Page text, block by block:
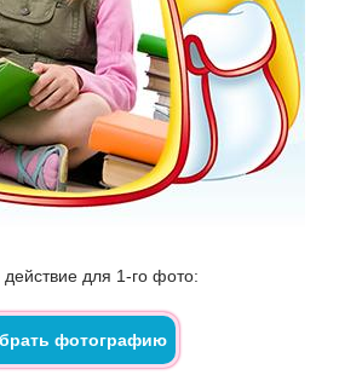
для 1-го фото: